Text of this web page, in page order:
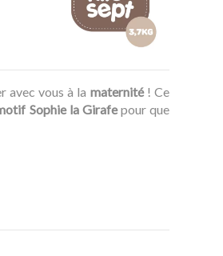
avec vous à la maternité! Ce
Sophie la Girafepour que